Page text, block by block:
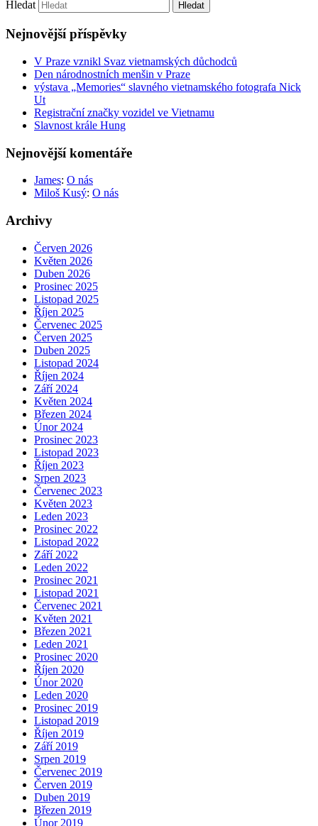
Hledat
Nejnovější příspěvky
V Praze vznikl Svaz vietnamských důchodců
Den národnostních menšin v Praze
výstava „Memories“ slavného vietnamského fotografa Nick
Ut
Registrační značky vozidel ve Vietnamu
Slavnost krále Hung
Nejnovější komentáře
James: O nás
Miloš Kusý: O nás
Archivy
Červen 2026
Květen 2026
Duben 2026
Prosinec 2025
Listopad 2025
Říjen 2025
Červenec 2025
Červen 2025
Duben 2025
Listopad 2024
Říjen 2024
Září 2024
Květen 2024
Březen 2024
Únor 2024
Prosinec 2023
Listopad 2023
Říjen 2023
Srpen 2023
Červenec 2023
Květen 2023
Leden 2023
Prosinec 2022
Listopad 2022
Září 2022
Leden 2022
Prosinec 2021
Listopad 2021
Červenec 2021
Květen 2021
Březen 2021
Leden 2021
Prosinec 2020
Říjen 2020
Únor 2020
Leden 2020
Prosinec 2019
Listopad 2019
Říjen 2019
Září 2019
Srpen 2019
Červenec 2019
Červen 2019
Duben 2019
Březen 2019
Únor 2019